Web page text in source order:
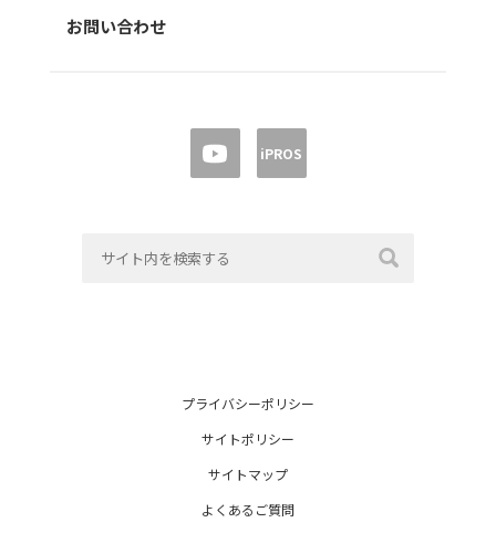
お問い合わせ
iPROS
プライバシーポリシー
サイトポリシー
サイトマップ
よくあるご質問